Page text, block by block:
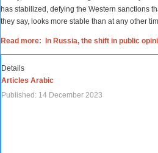
has stabilized, defying the Western sanctions
they say, looks more stable than at any other
Read more: In Russia, the shift in public
Details
Articles Arabic
Published: 14 December 2023